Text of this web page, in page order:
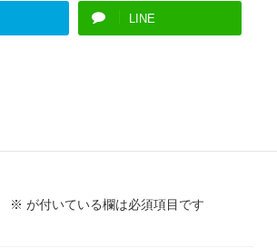
LINE
※ が付いている欄は必須項目です